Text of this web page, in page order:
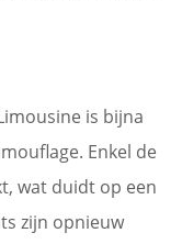
is bijna
Enkel de
wat duidt op een
zijn opnieuw